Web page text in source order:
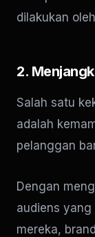
dilakukan
2.
Salah satu
adalah
pelanggan
Dengan
audiens
mereka,